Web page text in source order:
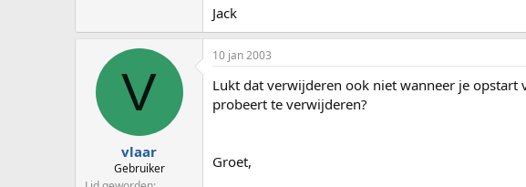
Jack
V
vlaar
Gebruiker
10 jan 2003
Lukt dat verwijderen ook niet wanneer je opstart
probeert te verwijderen?
Groet,